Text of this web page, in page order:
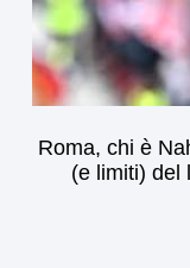
Roma, chi è
(e limiti) del